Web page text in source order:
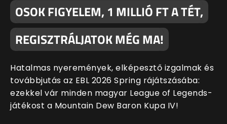
OSOK FIGYELEM, 1 MILLIÓ FT A TÉT,
REGISZTRÁLJATOK MÉG MA!
Hatalmas nyeremények, elképesztő izgalmak és
továbbjutás az EBL 2026 Spring rájátszásába:
ezekkel vár minden magyar League of Legends-
játékost a Mountain Dew Baron Kupa IV!